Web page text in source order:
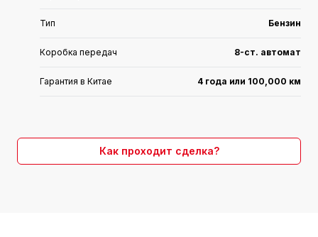
Тип Бензин
Коробка передач 8-ст. автомат
Гарантия в Китае 4 года или 100,000 км
Время выхода на рынок 2020.05
Как проходит сделка?